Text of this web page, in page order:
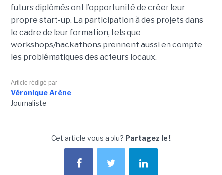
futurs diplômés ont l’opportunité de créer leur
propre start-up. La participation à des projets dans
le cadre de leur formation, tels que
workshops/hackathons prennent aussi en compte
les problématiques des acteurs locaux.
Article rédigé par
Véronique Arène
Journaliste
Cet article vous a plu? Partagez le !